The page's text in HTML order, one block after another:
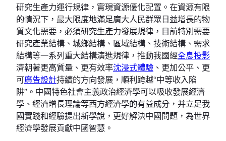
研究生產力運行規律，實現資源優化配置。在資源有限
的情況下，最大限度地滿足廣大人民群眾日益增長的物
質文化需要，必須研究生產力發展規律，目前特別需要
研究產業結構、城鄉結構、區域結構、技術結構、需求
結構等一系列重大結構演進規律，推動我國經全息投影
濟朝著更高質量、更有效率沈浸式體驗 、更加公平、更
可廣告設計持續的方向發展，順利跨越“中等收入陷
阱”。中國特色社會主義政治經濟學可以吸收發展經濟
學、經濟增長理論等西方經濟學的有益成分，并立足我
國實踐和經驗提出新學說，更好解決中國問題，為世界
經濟學發展貢獻中國智慧。